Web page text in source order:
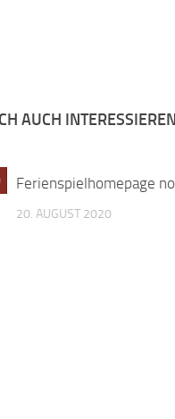
AUCH
Ferienspielhomepage
20. AUGUST 2020